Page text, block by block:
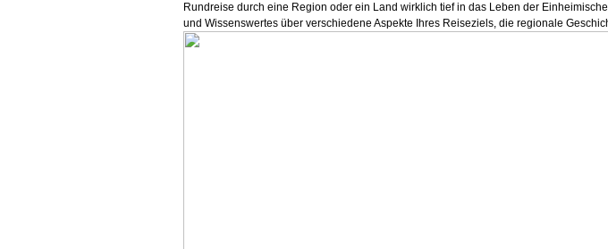
Rundreise durch eine Region oder ein Land wirklich tief in das Leben der
und Wissenswertes über verschiedene Aspekte Ihres Reiseziels, die regionale